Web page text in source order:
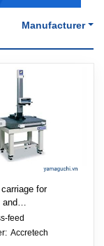
Manufacturer
for
and
roughness
feed
Manufacturer: Accretech